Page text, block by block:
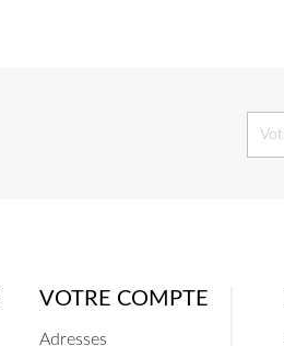
VOTRE COMPTE
Adresses